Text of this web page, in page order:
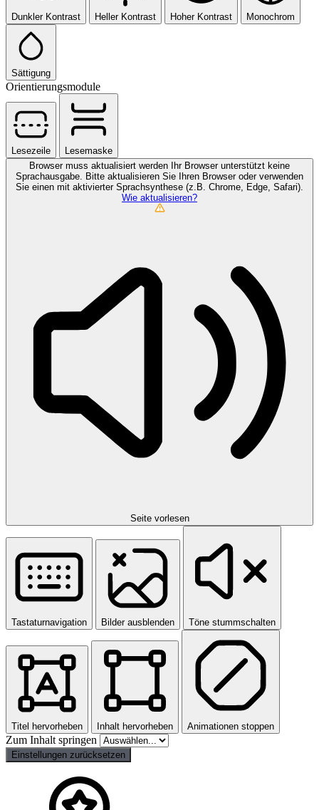
Dunkler Kontrast Heller Kontrast Hoher Kontrast Monochrom
Sättigung
Orientierungsmodule
Lesezeile
Lesemaske
Browser muss aktualisiert werden
Ihr Browser unterstützt keine
Sprachausgabe. Bitte aktualisieren Sie Ihren Browser oder verwenden
Sie einen mit aktivierter Sprachsynthese (z.B. Chrome, Edge, Safari).
Wie aktualisieren?
Seite vorlesen
Tastaturnavigation Bilder ausblenden Töne stummschalten
Titel hervorheben Inhalt hervorheben Animationen stoppen
Zum Inhalt springen
Einstellungen zurücksetzen